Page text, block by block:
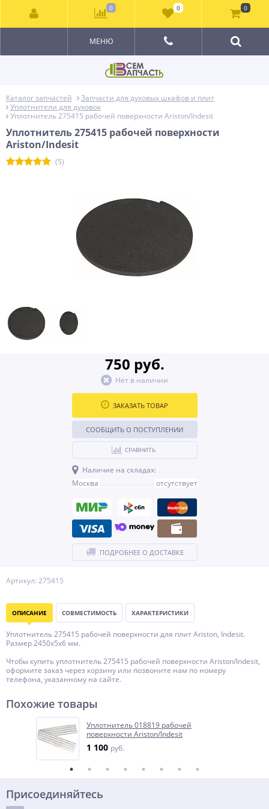
МЕНЮ
Каталог запчастей
Запчасти для духовых шкафов и плит
Уплотнители для духовок
Уплотнитель 275415 рабочей поверхности Ariston/Indesit
Уплотнитель 275415 рабочей поверхности
Ariston/Indesit
(5)
Артикул: 275415
750 руб.
Нет в наличии
ЗАКАЗАТЬ ТОВАР
СООБЩИТЬ О ПОСТУПЛЕНИИ
СРАВНИТЬ
Наличие на складах:
Москва
отсутствует
ПОДРОБНЕЕ О ДОСТАВКЕ
ОПИСАНИЕ СОВМЕСТИМОСТЬ ХАРАКТЕРИСТИКИ
Уплотнитель 275415 рабочей поверхности для плит Ariston, Indesit.
Размер 2450x5x6 мм.
Чтобы купить уплотнитель 275415 рабочей поверхности Ariston/Indesit,
оформите заказ через корзину или позвоните нам по номеру
телефона, указанному на сайте.
Похожие товары
Уплотнитель 018819 рабочей
поверхности Ariston/Indesit
1 100 руб.
Присоединяйтесь
0 0 0